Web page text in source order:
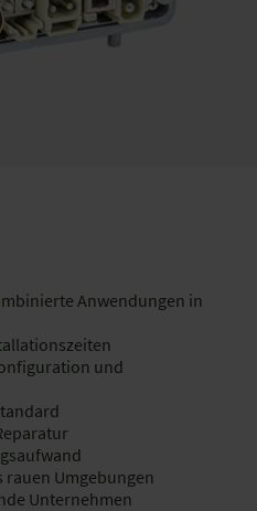
Anwendungen in
und
rauen Umgebungen
Unternehmen